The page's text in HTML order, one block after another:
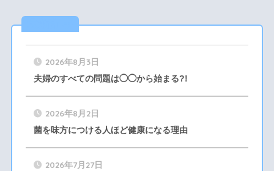
2026年8月3日
夫婦のすべての問題は◯◯から始まる?!
2026年8月2日
菌を味方につける人ほど健康になる理由
2026年7月27日